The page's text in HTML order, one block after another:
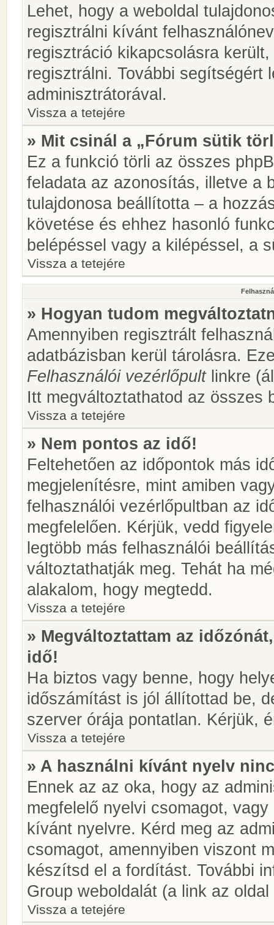
Lehet, hogy a weboldal
regisztrálni kívánt
regisztráció kikapcsolásra
regisztrálni. További segítségért
adminisztrátorával.
Vissza a tetejére
» Mit csinál a „Fórum sütik
Ez a funkció törli az összes
feladata az azonosítás, illetve a
tulajdonosa beállította – a
követése és ehhez hasonló
belépéssel vagy a kilépéssel, a
Vissza a tetejére
» Hogyan tudom
Amennyiben regisztrált
adatbázisban kerül tárolásra.
Felhasználói vezérlőpultlinkre
Itt megváltoztathatod az összes
Vissza a tetejére
» Nem pontos az idő!
Feltehetően az időpontok más
megjelenítésre, mint amiben
felhasználói vezérlőpultban az
megfelelően. Kérjük, vedd
legtöbb más felhasználói
változtathatják meg. Tehát ha
alakalom, hogy megtedd.
Vissza a tetejére
» Megváltoztattam az
idő!
Ha biztos vagy benne, hogy
időszámítást is jól állítottad be,
szerver órája pontatlan. Kérjük,
Vissza a tetejére
» A használni kívánt nyelv
Ennek az az oka, hogy az
megfelelő nyelvi csomagot,
kívánt nyelvre. Kérd meg az
csomagot, amennyiben viszont
készítsd el a fordítást. További
Group weboldalát (a link az
Vissza a tetejére